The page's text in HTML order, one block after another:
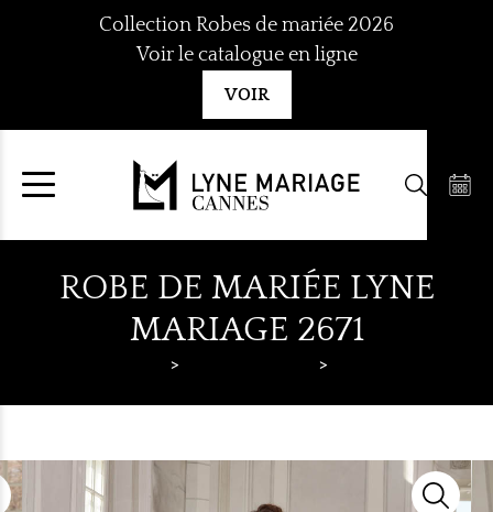
Collection Robes de mariée 2026
Voir le catalogue en ligne
VOIR
ROBE DE MARIÉE LYNE
MARIAGE 2671